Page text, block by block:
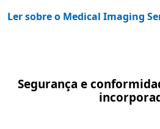
Ler sobre o Medical Imaging
Segurança e